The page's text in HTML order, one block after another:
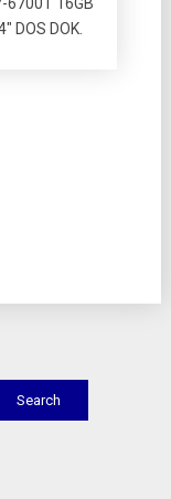
DOS DOK.